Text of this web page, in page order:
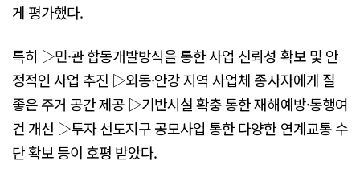
게 평가했다.
특히 ▷민·관 합동개발방식을 통한 사업 신뢰성 확보 및 안
정적인 사업 추진 ▷외동·안강 지역 사업체 종사자에게 질
좋은 주거 공간 제공 ▷기반시설 확충 통한 재해예방·통행여
건 개선 ▷투자 선도지구 공모사업 통한 다양한 연계교통 수
단 확보 등이 호평 받았다.